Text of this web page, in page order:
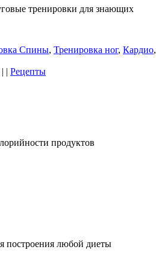
тренировки для знающих
Спины, Тренировка ног, Кардио,
| | Рецепты
продуктов
построения любой диеты